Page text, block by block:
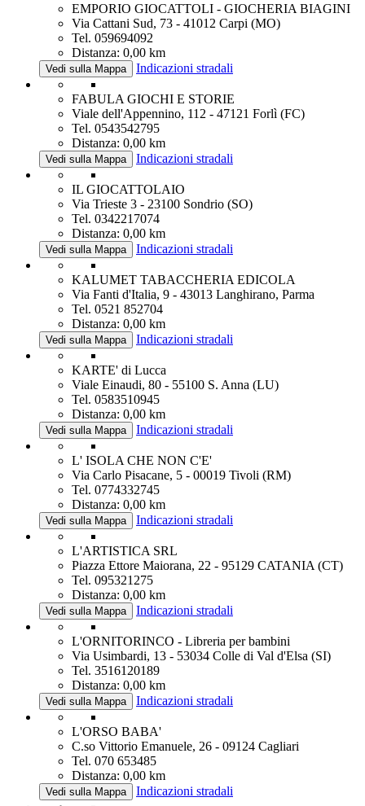
EMPORIO GIOCATTOLI - GIOCHERIA BIAGINI
Via Cattani Sud, 73 - 41012 Carpi (MO)
Tel. 059694092
Distanza: 0,00 km
Vedi sulla Mappa Indicazioni stradali
FABULA GIOCHI E STORIE
Viale dell'Appennino, 112 - 47121 Forlì (FC)
Tel. 0543542795
Distanza: 0,00 km
Vedi sulla Mappa Indicazioni stradali
IL GIOCATTOLAIO
Via Trieste 3 - 23100 Sondrio (SO)
Tel. 0342217074
Distanza: 0,00 km
Vedi sulla Mappa Indicazioni stradali
KALUMET TABACCHERIA EDICOLA
Via Fanti d'Italia, 9 - 43013 Langhirano, Parma
Tel. 0521 852704
Distanza: 0,00 km
Vedi sulla Mappa Indicazioni stradali
KARTE' di Lucca
Viale Einaudi, 80 - 55100 S. Anna (LU)
Tel. 0583510945
Distanza: 0,00 km
Vedi sulla Mappa Indicazioni stradali
L' ISOLA CHE NON C'E'
Via Carlo Pisacane, 5 - 00019 Tivoli (RM)
Tel. 0774332745
Distanza: 0,00 km
Vedi sulla Mappa Indicazioni stradali
L'ARTISTICA SRL
Piazza Ettore Maiorana, 22 - 95129 CATANIA (CT)
Tel. 095321275
Distanza: 0,00 km
Vedi sulla Mappa Indicazioni stradali
L'ORNITORINCO - Libreria per bambini
Via Usimbardi, 13 - 53034 Colle di Val d'Elsa (SI)
Tel. 3516120189
Distanza: 0,00 km
Vedi sulla Mappa Indicazioni stradali
L'ORSO BABA'
C.so Vittorio Emanuele, 26 - 09124 Cagliari
Tel. 070 653485
Distanza: 0,00 km
Vedi sulla Mappa Indicazioni stradali